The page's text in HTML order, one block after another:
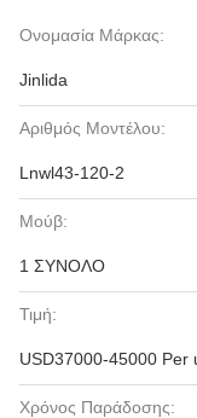
Ονομασία Μάρκας:
Jinlida
Αριθμός Μοντέλου:
Lnwl43-120-2
Μούβ:
1 ΣΥΝΟΛΟ
Τιμή:
USD37000-45000 Per
Χρόνος Παράδοσης: